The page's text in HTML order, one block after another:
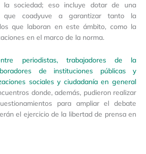
la sociedad; eso incluye dotar de una
que coadyuve a garantizar tanto la
que laboran en este ámbito, como la
en el marco de la norma.
periodistas, trabajadores de la
de instituciones públicas y
sociales y ciudadanía en general
donde, además, pudieron realizar
para ampliar el debate
el ejercicio de la libertad de prensa en